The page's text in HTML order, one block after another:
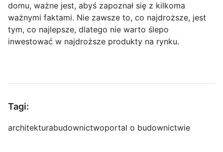
domu, ważne jest, abyś zapoznał się z kilkoma
ważnymi faktami. Nie zawsze to, co najdroższe, jest
tym, co najlepsze, dlatego nie warto ślepo
inwestować w najdroższe produkty na rynku.
Tagi:
architekturabudownictwoportal o budownictwie